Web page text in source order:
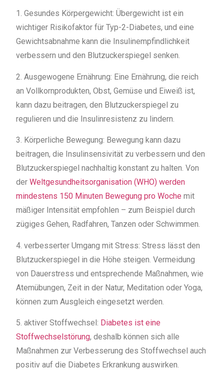
1. Gesundes Körpergewicht: Übergewicht ist ein
wichtiger Risikofaktor für Typ-2-Diabetes, und eine
Gewichtsabnahme kann die Insulinempfindlichkeit
verbessern und den Blutzuckerspiegel senken.
2. Ausgewogene Ernährung: Eine Ernährung, die reich
an Vollkornprodukten, Obst, Gemüse und Eiweiß ist,
kann dazu beitragen, den Blutzuckerspiegel zu
regulieren und die Insulinresistenz zu lindern.
3. Körperliche Bewegung: Bewegung kann dazu
beitragen, die Insulinsensivität zu verbessern und den
Blutzuckerspiegel nachhaltig konstant zu halten. Von
derWeltgesundheitsorganisation (WHO) werden
mindestens 150 Minuten Bewegung pro Woche mit
mäßiger Intensität empfohlen – zum Beispiel durch
zügiges Gehen, Radfahren, Tanzen oder Schwimmen.
4. verbesserter Umgang mit Stress: Stress lässt den
Blutzuckerspiegel in die Höhe steigen. Vermeidung
von Dauerstress und entsprechende Maßnahmen, wie
Atemübungen, Zeit in der Natur, Meditation oder Yoga,
können zum Ausgleich eingesetzt werden.
5. aktiver Stoffwechsel: Diabetes ist eine
Stoffwechselstörung, deshalb können sich alle
Maßnahmen zur Verbesserung des Stoffwechsel auch
positiv auf die Diabetes Erkrankung auswirken.